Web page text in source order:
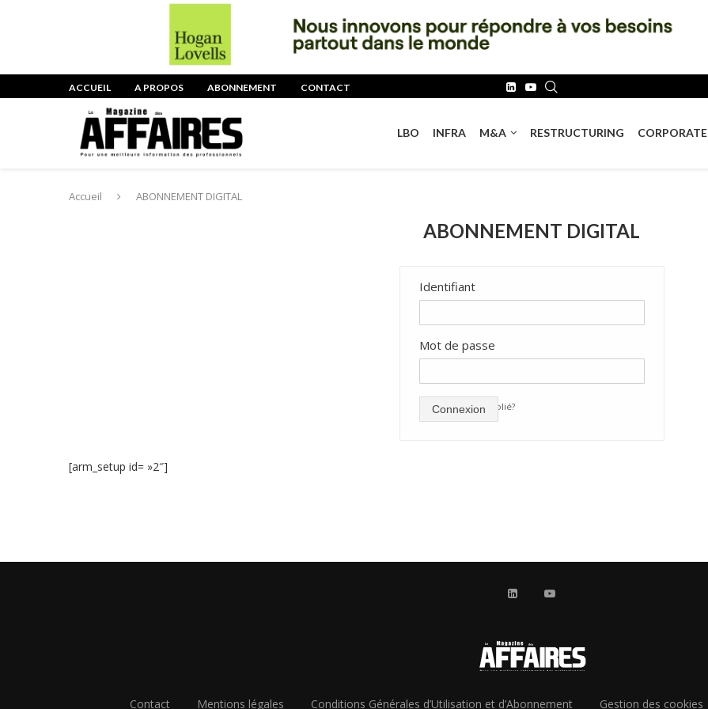
ACCUEIL A PROPOS ABONNEMENT CONTACT
LBO INFRA M&A RESTRUCTURING CORPORATE
Accueil ABONNEMENT DIGITAL
ABONNEMENT DIGITAL
Identifiant
Mot de passe
mot de passe oublié?
Connexion
[arm_setup id= »2″]
Contact Mentions légales Conditions Générales d’Utilisation et d’Abonnement Gestion des cookies